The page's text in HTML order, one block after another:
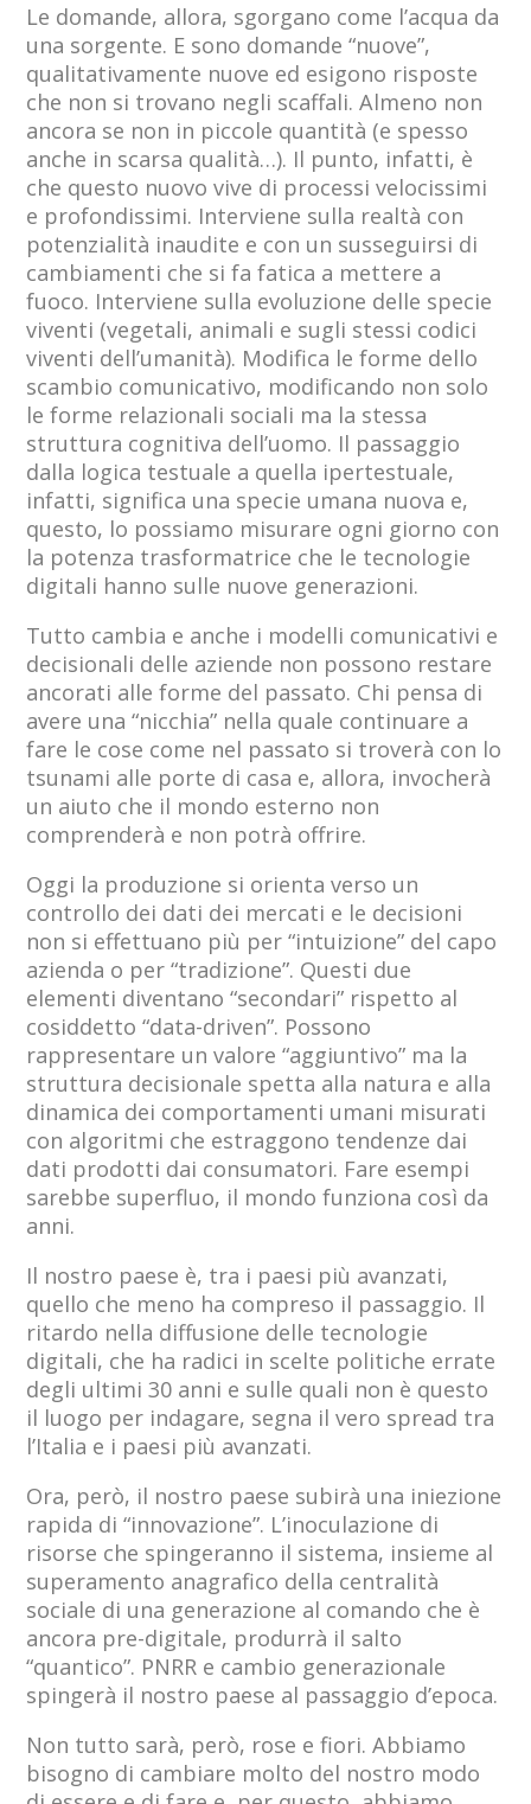
Le domande, allora, sgorgano come l’acqua da
una sorgente. E sono domande “nuove”,
qualitativamente nuove ed esigono risposte
che non si trovano negli scaffali. Almeno non
ancora se non in piccole quantità (e spesso
anche in scarsa qualità…). Il punto, infatti, è
che questo nuovo vive di processi velocissimi
e profondissimi. Interviene sulla realtà con
potenzialità inaudite e con un susseguirsi di
cambiamenti che si fa fatica a mettere a
fuoco. Interviene sulla evoluzione delle specie
viventi (vegetali, animali e sugli stessi codici
viventi dell’umanità). Modifica le forme dello
scambio comunicativo, modificando non solo
le forme relazionali sociali ma la stessa
struttura cognitiva dell’uomo. Il passaggio
dalla logica testuale a quella ipertestuale,
infatti, significa una specie umana nuova e,
questo, lo possiamo misurare ogni giorno con
la potenza trasformatrice che le tecnologie
digitali hanno sulle nuove generazioni.
Tutto cambia e anche i modelli comunicativi e
decisionali delle aziende non possono restare
ancorati alle forme del passato. Chi pensa di
avere una “nicchia” nella quale continuare a
fare le cose come nel passato si troverà con lo
tsunami alle porte di casa e, allora, invocherà
un aiuto che il mondo esterno non
comprenderà e non potrà offrire.
Oggi la produzione si orienta verso un
controllo dei dati dei mercati e le decisioni
non si effettuano più per “intuizione” del capo
azienda o per “tradizione”. Questi due
elementi diventano “secondari” rispetto al
cosiddetto “data-driven”. Possono
rappresentare un valore “aggiuntivo” ma la
struttura decisionale spetta alla natura e alla
dinamica dei comportamenti umani misurati
con algoritmi che estraggono tendenze dai
dati prodotti dai consumatori. Fare esempi
sarebbe superfluo, il mondo funziona così da
anni.
Il nostro paese è, tra i paesi più avanzati,
quello che meno ha compreso il passaggio. Il
ritardo nella diffusione delle tecnologie
digitali, che ha radici in scelte politiche errate
degli ultimi 30 anni e sulle quali non è questo
il luogo per indagare, segna il vero spread tra
l’Italia e i paesi più avanzati.
Ora, però, il nostro paese subirà una iniezione
rapida di “innovazione”. L’inoculazione di
risorse che spingeranno il sistema, insieme al
superamento anagrafico della centralità
sociale di una generazione al comando che è
ancora pre-digitale, produrrà il salto
“quantico”. PNRR e cambio generazionale
spingerà il nostro paese al passaggio d’epoca.
Non tutto sarà, però, rose e fiori. Abbiamo
bisogno di cambiare molto del nostro modo